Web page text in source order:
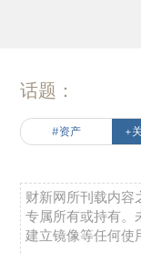
话题：
#资产 +
财新网所刊载内容
专属所有或持有。
建立镜像等任何使